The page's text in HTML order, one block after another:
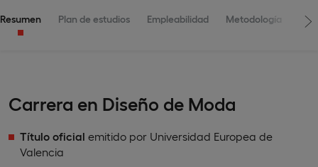
Resumen Plan de estudios Empleabilidad Metodología
Carrera en Diseño de Moda
Título oficial emitido por Universidad Europea de
Valencia